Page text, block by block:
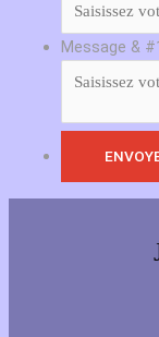
Message &